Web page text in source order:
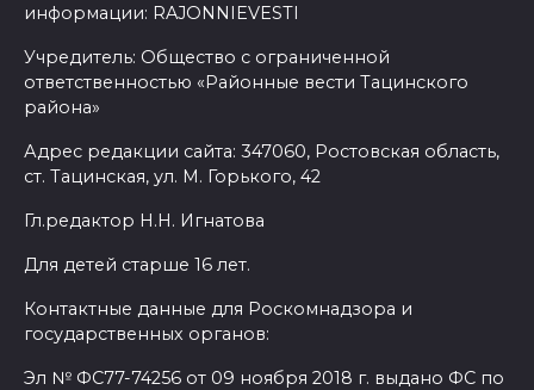
информации: RAJONNIEVESTI
Учредитель: Общество с ограниченной
ответственностью «Районные вести Тацинского
района»
Адрес редакции сайта: 347060, Ростовская область,
ст. Тацинская, ул. М. Горького, 42
Гл.редактор Н.Н. Игнатова
Для детей старше 16 лет.
Контактные данные для Роскомнадзора и
государственных органов:
Эл № ФС77-74256 от 09 ноября 2018 г. выдано ФС по